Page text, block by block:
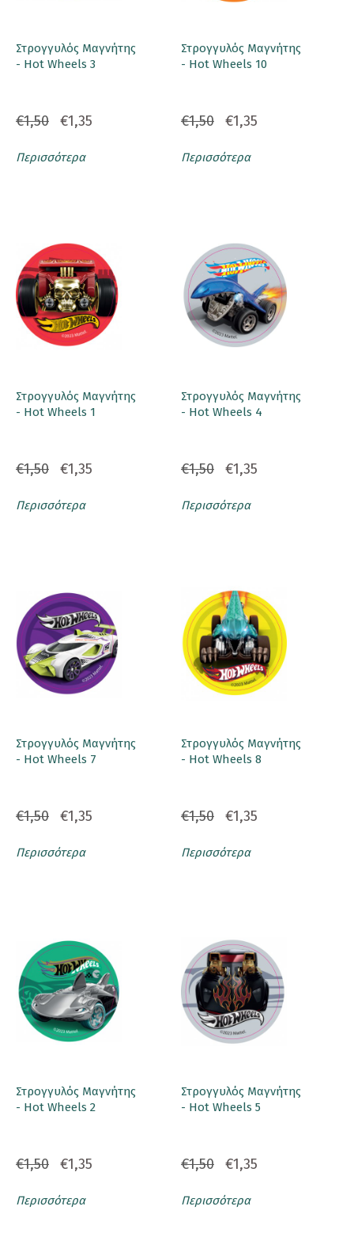
Στρογγυλός Μαγνήτης
- Hot Wheels 3
€1,50 €1,35
Περισσότερα
Στρογγυλός Μαγνήτης
- Hot Wheels 10
€1,50 €1,35
Περισσότερα
Στρογγυλός Μαγνήτης
- Hot Wheels 1
€1,50 €1,35
Περισσότερα
Στρογγυλός Μαγνήτης
- Hot Wheels 4
€1,50 €1,35
Περισσότερα
Στρογγυλός Μαγνήτης
- Hot Wheels 7
€1,50 €1,35
Περισσότερα
Στρογγυλός Μαγνήτης
- Hot Wheels 8
€1,50 €1,35
Περισσότερα
Στρογγυλός Μαγνήτης
- Hot Wheels 2
€1,50 €1,35
Περισσότερα
Στρογγυλός Μαγνήτης
- Hot Wheels 5
€1,50 €1,35
Περισσότερα